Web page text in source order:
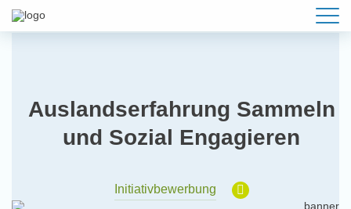
Auslandserfahrung Sammeln
und Sozial Engagieren
Initiativbewerbung